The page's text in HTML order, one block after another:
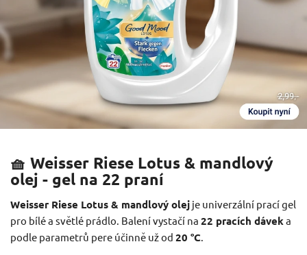
🧺 Weisser Riese Lotus & mandlový
olej - gel na 22 praní
Weisser Riese Lotus & mandlový olej je univerzální prací gel
pro bílé a světlé prádlo. Balení vystačí na 22 pracích dáveka
podle parametrů pere účinně už od 20 °C.